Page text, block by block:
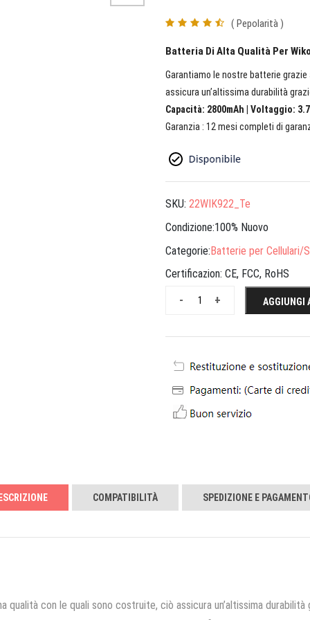
( Pepolarità )
Batteria Di Alta Qualità Per
Garantiamo le nostre batterie
assicura un’altissima durabilità
Capacità: 2800mAh | Voltaggio:
Garanzia : 12 mesi completi di
SKU: 22WIK922_Te
Condizione:100% Nuovo
Categorie:Batterie per Cellulari/
Certificazion: CE, FCC, RoHS
+
- AGGIUNGI
COMPATIBILITÀ SPEDIZIONE E
con le quali sono costruite, ciò assicura un’altissima